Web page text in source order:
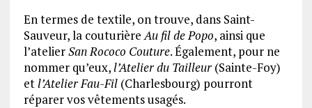
En termes de textile, on trouve, dans Saint-
Sauveur, la couturièreAu fil de Popo, ainsi que
l’atelierSan Rococo Couture. Également, pour ne
nommer qu’eux,l’Atelier du Tailleur(Sainte-Foy)
etl’Atelier Fau-Fil(Charlesbourg) pourront
réparer vos vêtements usagés.